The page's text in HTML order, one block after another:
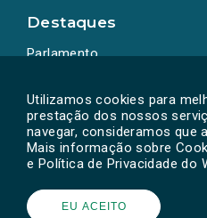
Utilizamos cookies para
prestação dos nossos
navegar, consideramos que
Mais informação sobre
e Política de Privacidade do
EU ACEITO
Destaques
Parlamento